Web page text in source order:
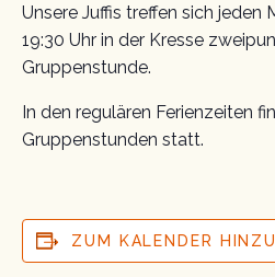
Unsere Juffis treffen sich jeden
19:30 Uhr in der Kresse
Gruppenstunde.
In den regulären Ferienzeiten
Gruppenstunden statt.
ZUM KALENDER